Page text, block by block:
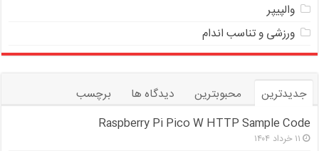
والپیپر
ورزشی و تناسب اندام
جدیدترین محبوبترین دیدگاه ها
برچسب
Raspberry Pi Pico W HTTP Sample Code
۱۱ خرداد ۱۴۰۴